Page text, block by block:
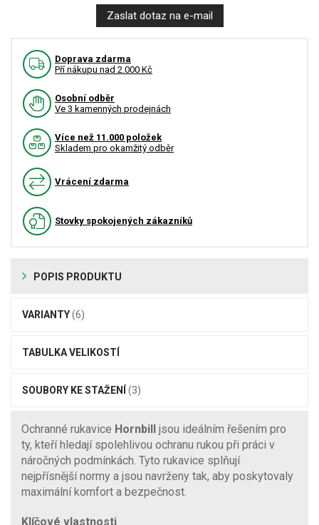
Zaslat dotaz na e-mail
Doprava zdarma
Pří nákupu nad 2.000 Kč
Osobní odběr
Ve 3 kamenných prodejnách
Více než 11.000 položek
Skladem pro okamžitý odběr
Vrácení zdarma
Stovky spokojených zákazníků
POPIS PRODUKTU
VARIANTY(6)
TABULKA VELIKOSTÍ
SOUBORY KE STAŽENÍ (3)
Ochranné rukavice Hornbill jsou ideálním řešením pro
ty, kteří hledají spolehlivou ochranu rukou při práci v
náročných podmínkách. Tyto rukavice splňují
nejpřísnější normy a jsou navrženy tak, aby poskytovaly
maximální komfort a bezpečnost.
Klíčové vlastnosti